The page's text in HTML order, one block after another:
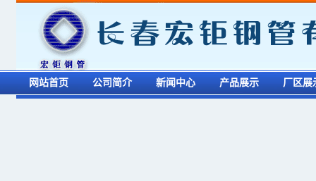
网站首页 公司简介 新闻中心 产品展示 厂区展